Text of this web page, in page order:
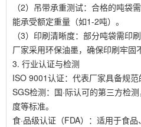
（2）吊带承重测试：合格的吨袋
能承受额定重量（如1-2吨）。
（3）印刷清晰度：部分吨袋需印
厂家采用环保油墨，确保印刷牢固
3. 行业认证与检测
ISO 9001认证：代表厂家具备规范
SGS检测：国·际认可的第三方检
度等标准。
食·品级认证（FDA）：适用于食